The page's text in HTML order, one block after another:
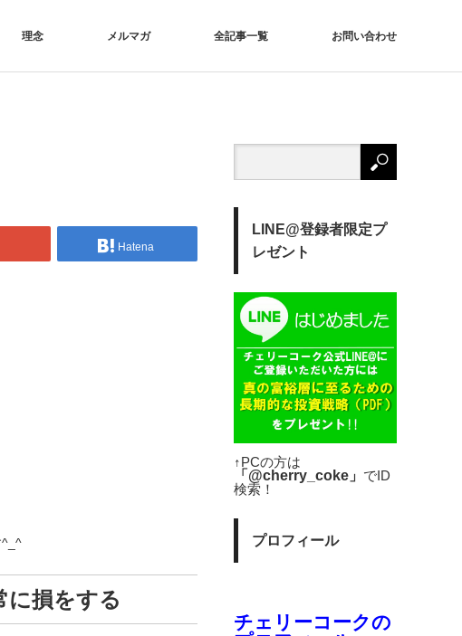
理念 メルマガ 全記事一覧 お問い合わせ
Hatena
に損をする
LINE@登録者限定プ
レゼント
↑PCの方は
「@cherry_coke」 でID
検索！
プロフィール
チェリーコークの